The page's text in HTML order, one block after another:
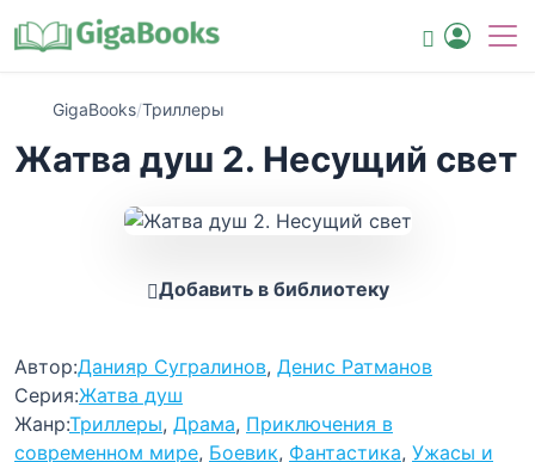
GigaBooks/Триллеры
Жатва душ 2. Несущий свет
Добавить в библиотеку
Автор:Данияр Сугралинов, Денис Ратманов
Серия:Жатва душ
Жанр:Триллеры, Драма, Приключения в
современном мире, Боевик, Фантастика, Ужасы и